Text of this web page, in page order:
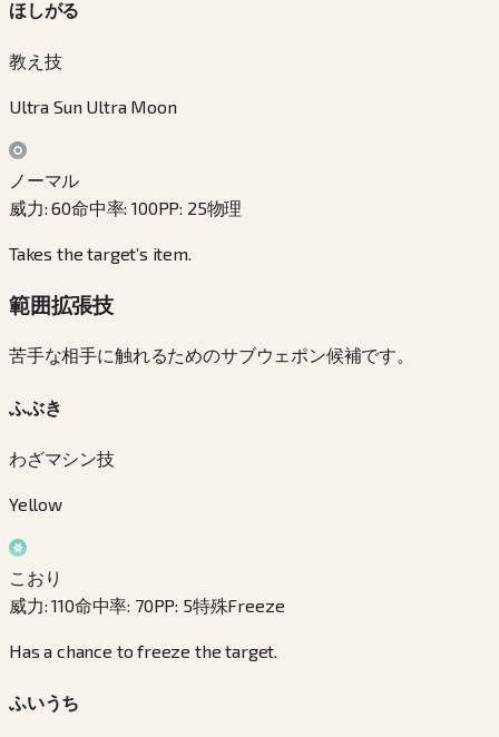
ほしがる
教え技
Ultra Sun Ultra Moon
ノーマル
威力:60命中率:100PP: 25物理
Takes the target’s item.
範囲拡張技
苦手な相手に触れるためのサブウェポン候補です。
ふぶき
わざマシン技
Yellow
こおり
威力:110命中率: 70PP: 5特殊Freeze
Has a chance to freeze the target.
ふいうち